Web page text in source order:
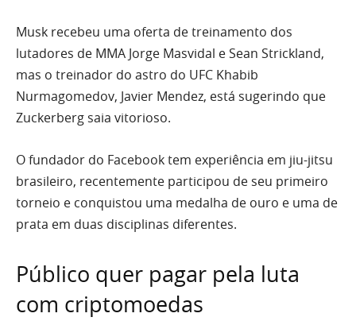
Musk recebeu uma oferta de treinamento dos
lutadores de MMA Jorge Masvidal e Sean Strickland,
mas o treinador do astro do UFC Khabib
Nurmagomedov, Javier Mendez, está sugerindo que
Zuckerberg saia vitorioso.
O fundador do Facebook tem experiência em jiu-jitsu
brasileiro, recentemente participou de seu primeiro
torneio e conquistou uma medalha de ouro e uma de
prata em duas disciplinas diferentes.
Público quer pagar pela luta
com criptomoedas